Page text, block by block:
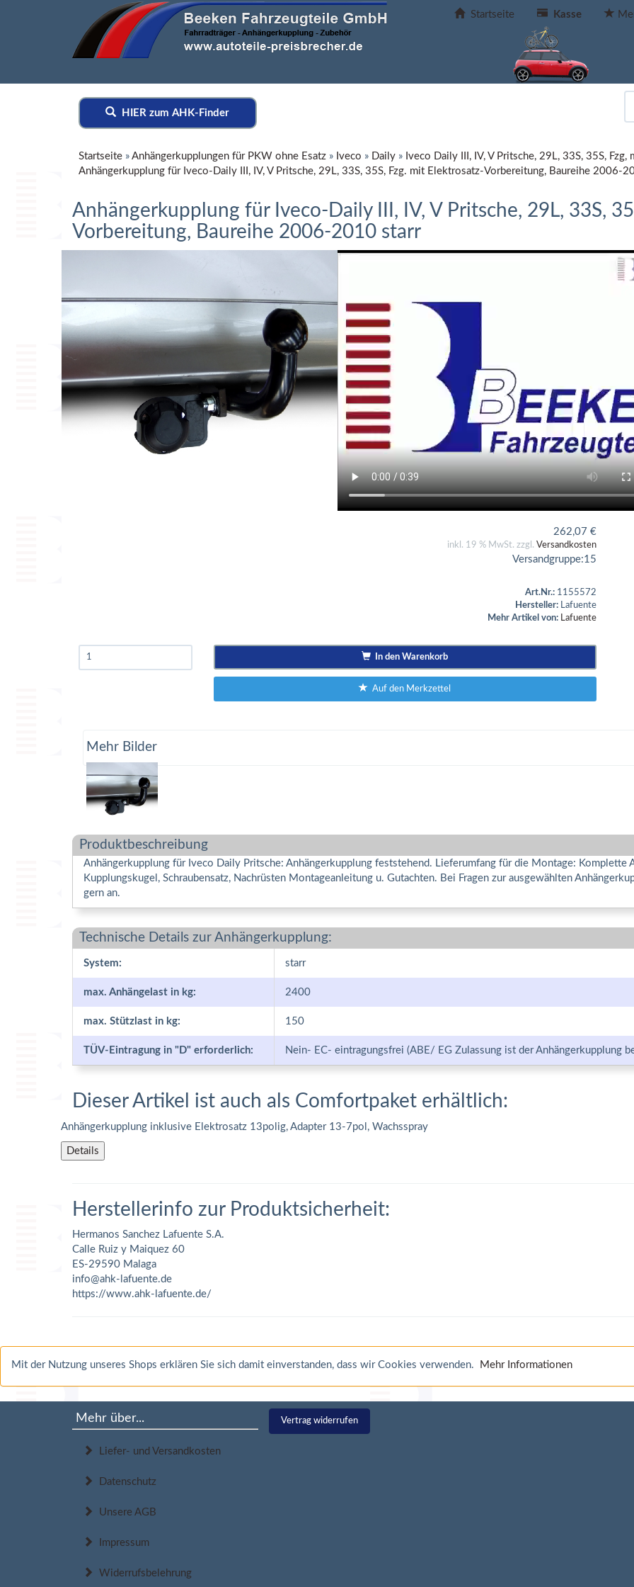
Startseite Kasse
HIER zum AHK-Finder
Startseite » Anhängerkupplungen für PKW ohne Esatz » Iveco » Daily » Iveco Daily III, IV, V Pritsche, 29L, 33S, 35S,
Anhängerkupplung für Iveco-Daily III, IV, V Pritsche, 29L, 33S, 35S, Fzg. mit Elektrosatz-Vorbereitung, Baureihe 2006-
Anhängerkupplung für Iveco-Daily III, IV, V Pritsche, 29L, 33S,
Vorbereitung, Baureihe 2006-2010 starr
262,07 €
inkl. 19 % MwSt. zzgl. Versandkosten
Versandgruppe:15
Art.Nr.: 1155572
Hersteller:
Lafuente
Mehr Artikel von: Lafuente
In den Warenkorb
Auf den Merkzettel
Mehr Bilder
Produktbeschreibung
Anhängerkupplung für Iveco Daily Pritsche: Anhängerkupplung feststehend. Lieferumfang für die Montage: Komplette
Kupplungskugel, Schraubensatz, Nachrüsten Montageanleitung u. Gutachten. Bei Fragen zur ausgewählten
gern an.
Technische Details zur Anhängerkupplung:
System: starr
max. Anhängelast in kg: 2400
max. Stützlast in kg: 150
TÜV-Eintragung in "D" erforderlich: Nein- EC- eintragungsfrei (ABE/ EG Zulassung ist der Anhängerkupplung
Dieser Artikel ist auch als Comfortpaket erhältlich:
Anhängerkupplung inklusive Elektrosatz 13polig, Adapter 13-7pol, Wachsspray
Details
Herstellerinfo zur Produktsicherheit:
Hermanos Sanchez Lafuente S.A.
Calle Ruiz y Maiquez 60
ES-29590 Malaga
info@ahk-lafuente.de
https://www.ahk-lafuente.de/
Mit der Nutzung unseres Shops erklären Sie sich damit einverstanden, dass wir Cookies verwenden. Mehr Informationen
Mehr über...
Liefer- und Versandkosten
Datenschutz
Unsere AGB
Impressum
Widerrufsbelehrung
Vertrag widerrufen